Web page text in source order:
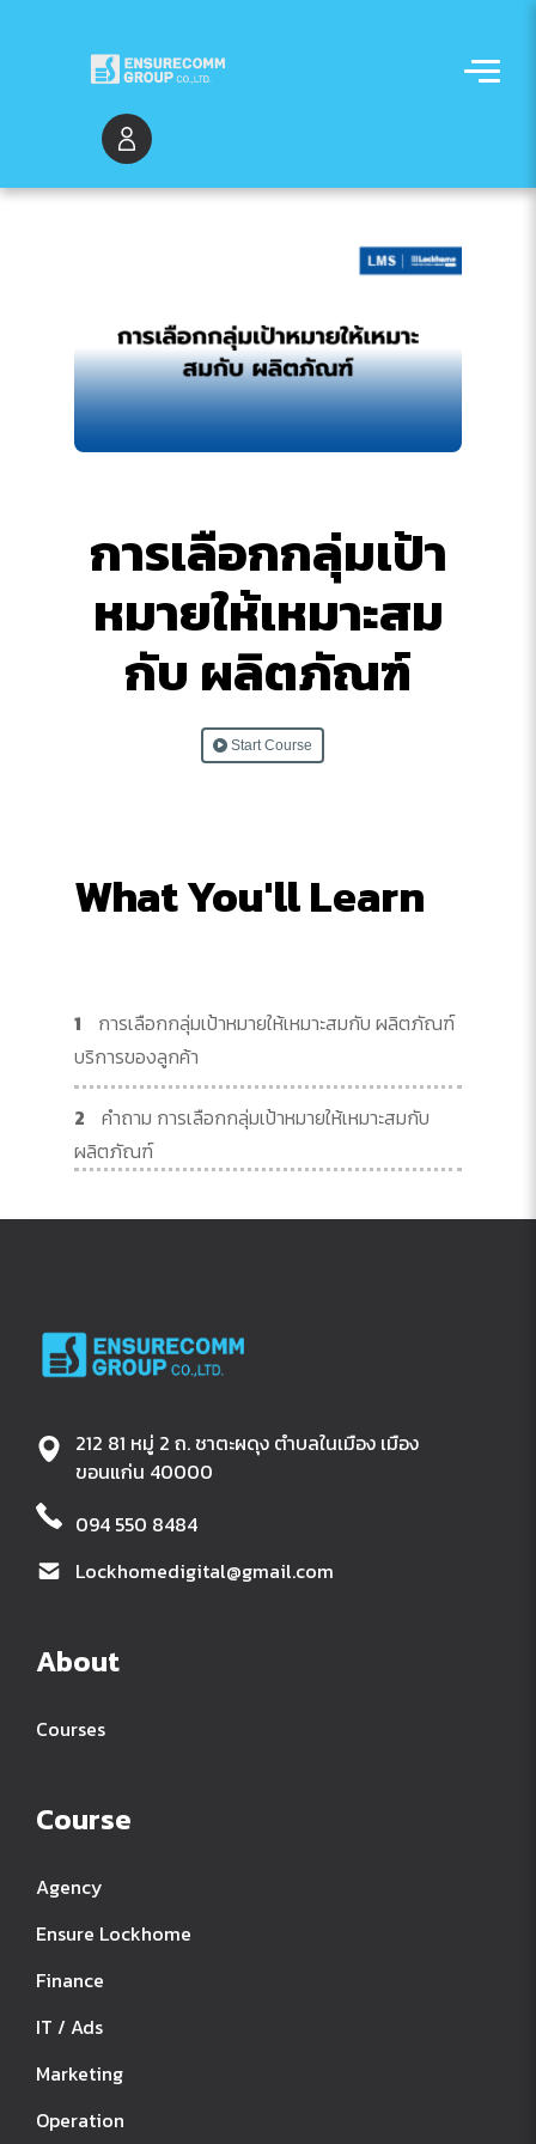
การเลือกกลุ่มเป้า
หมายให้เหมาะสม
กับ ผลิตภัณฑ์
Start Course
What You'll Learn
1
การเลือกกลุ่มเป้าหมายให้เหมาะสมกับ ผลิตภัณฑ์
บริการของลูกค้า
2
คำถาม การเลือกกลุ่มเป้าหมายให้เหมาะสมกับ
ผลิตภัณฑ์
212 81 หมู่ 2 ถ. ชาตะผดุง ตำบลในเมือง เมือง
ขอนแก่น 40000
094 550 8484
Lockhomedigital@gmail.com
About
Courses
Course
Agency
Ensure Lockhome
Finance
IT / Ads
Marketing
Operation